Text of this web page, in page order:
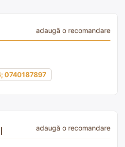
adaugă o recomandare
0740187897
adaugă o recomandare